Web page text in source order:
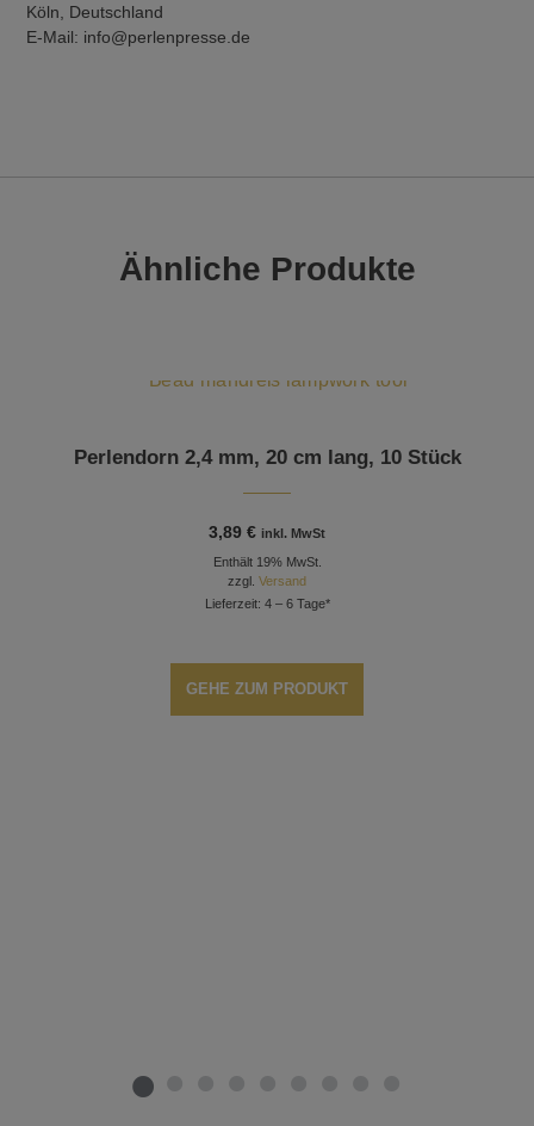
Köln, Deutschland
E-Mail: info@perlenpresse.de
Ähnliche Produkte
Perlendorn 2,4 mm, 20 cm lang, 10 Stück
3,89€ inkl. MwSt
Enthält 19% MwSt.
zzgl.Versand
Lieferzeit: 4 – 6 Tage*
GEHE ZUM PRODUKT